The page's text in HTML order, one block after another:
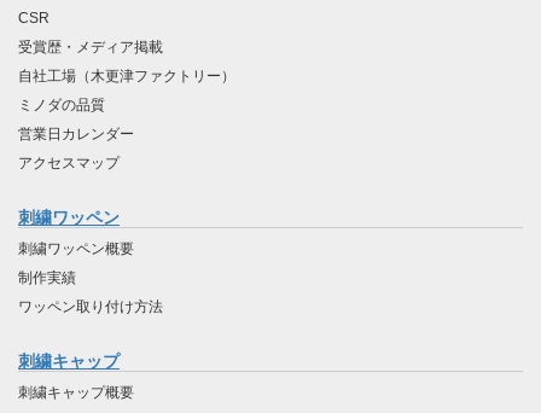
CSR
受賞歴・メディア掲載
自社工場（木更津ファクトリー）
ミノダの品質
営業日カレンダー
アクセスマップ
刺繍ワッペン
刺繍ワッペン概要
制作実績
ワッペン取り付け方法
刺繍キャップ
刺繍キャップ概要